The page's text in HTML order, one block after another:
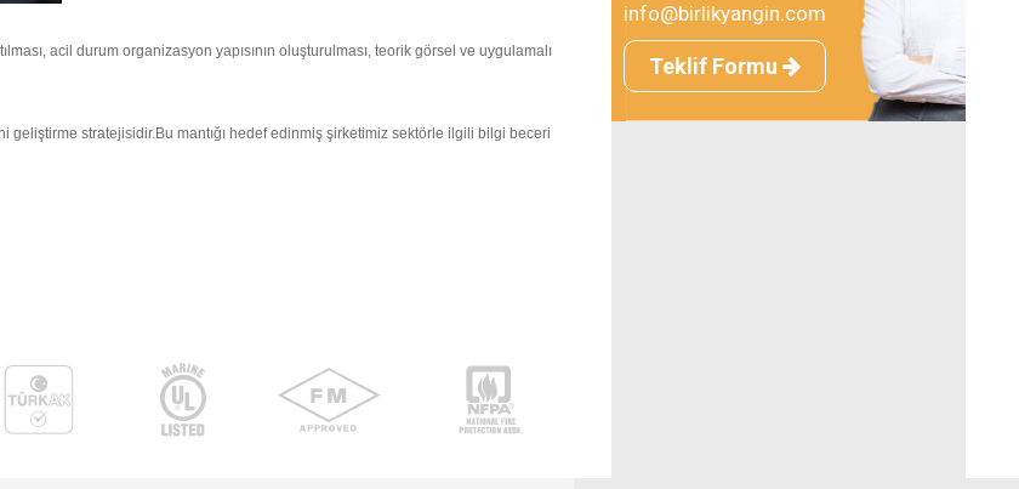
acil durum organizasyon yapısının oluşturulması, teorik görsel ve uygulamalı
stratejisidir.Bu mantığı hedef edinmiş şirketimiz sektörle ilgili bilgi beceri
info@birlikyangin.com
Teklif Formu